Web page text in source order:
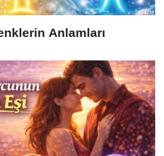
Anlamları